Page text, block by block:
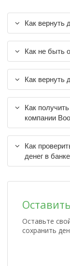
Как вернуть
Как не быть
Как вернуть
Как
компании
Как
денег в
Оставьте
сохранить